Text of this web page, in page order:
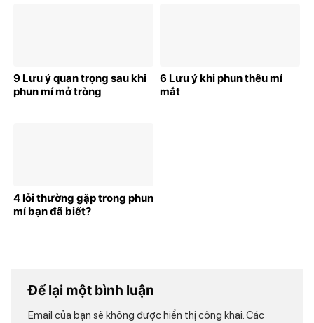
9 Lưu ý quan trọng sau khi
phun mí mở tròng
6 Lưu ý khi phun thêu mí
mắt
4 lỗi thường gặp trong phun
mí bạn đã biết?
Để lại một bình luận
Email của bạn sẽ không được hiển thị công khai.Các